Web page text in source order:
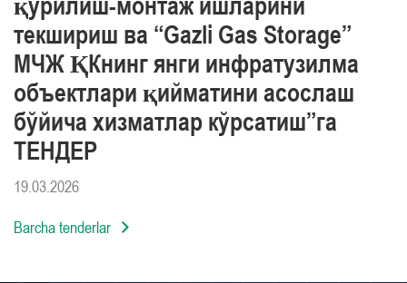
текшириш ва “Gazli Gas Storage”
МЧЖ ҚКнинг янги инфратузилма
объектлари қийматини асослаш
бўйича хизматлар кўрсатиш”га
ТЕНДЕР
19.03.2026
Barcha tenderlar